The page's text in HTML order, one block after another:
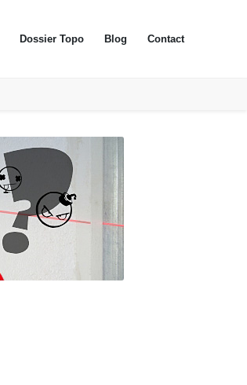
Dossier Topo Blog Contact